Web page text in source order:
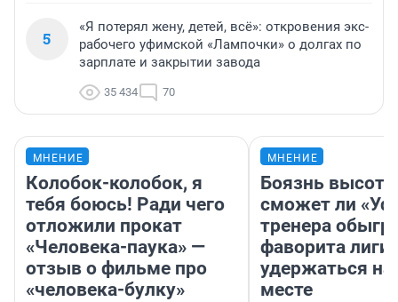
5
«Я потерял жену, детей, всё»: откровения экс-
рабочего уфимской «Лампочки» о долгах по
зарплате и закрытии завода
35 434 70
МНЕНИЕ
Колобок-колобок, я
тебя боюсь! Ради чего
отложили прокат
«Человека-паука» —
отзыв о фильме про
«человека-булку»
МНЕНИЕ
Боязнь
сможет ли
тренера
фаворита лиги
удержаться
месте